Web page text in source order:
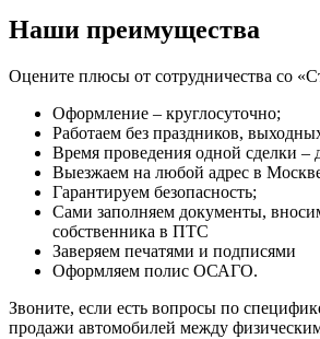
Наши преимущества
Оцените плюсы от сотрудничества со
Оформление – круглосуточно;
Работаем без праздников,
Время проведения одной сделки –
Выезжаем на любой адрес в
Гарантируем безопасность;
Сами заполняем документы,
собственника в ПТС
Заверяем печатями и подписями
Оформляем полис ОСАГО.
Звоните, если есть вопросы по
продажи автомобилей между